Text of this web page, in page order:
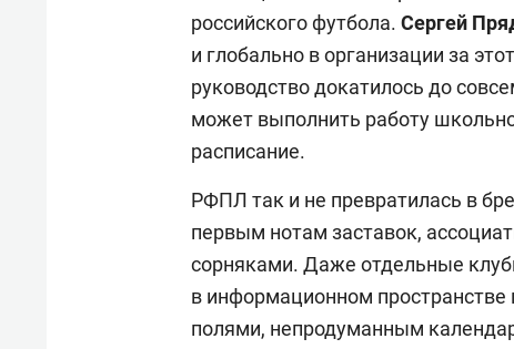
российского футбола. Сергей
и глобально в организации за
руководство докатилось до
может выполнить работу
расписание.
РФПЛ так и не превратилась в
первым нотам заставок,
сорняками. Даже отдельные
в информационном
полями, непродуманным